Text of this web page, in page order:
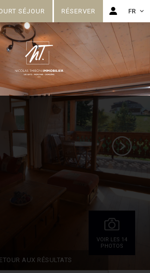
SÉJOUR RÉSERVER FR
EN
VOIR LES 14
PHOTOS
AUX RÉSULTATS